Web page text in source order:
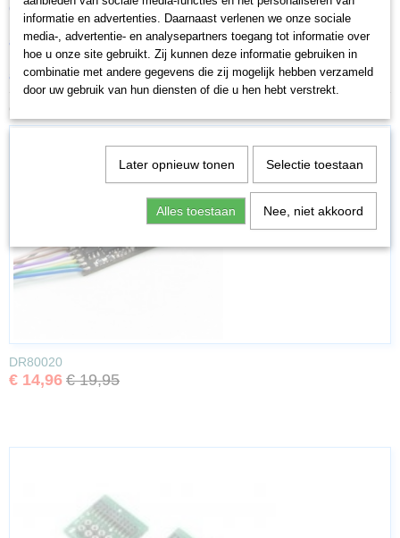
deze weg te bouwen. De module is multiprotocol en heeft een
automatische anode/cathode detectie. Multi protocol Automatische
anode/cathode detectie Geschikt voor alle Nederlandse seinbeelden
DR80020
€ 14,96 € 19,95
informatie en advertenties. Daarnaast verlenen we onze sociale
media-, advertentie- en analysepartners toegang tot informatie over
hoe u onze site gebruikt. Zij kunnen deze informatie gebruiken in
combinatie met andere gegevens die zij mogelijk hebben verzameld
door uw gebruik van hun diensten of die u hen hebt verstrekt.
Later opnieuw tonen Selectie toestaan
Alles toestaan Nee, niet akkoord